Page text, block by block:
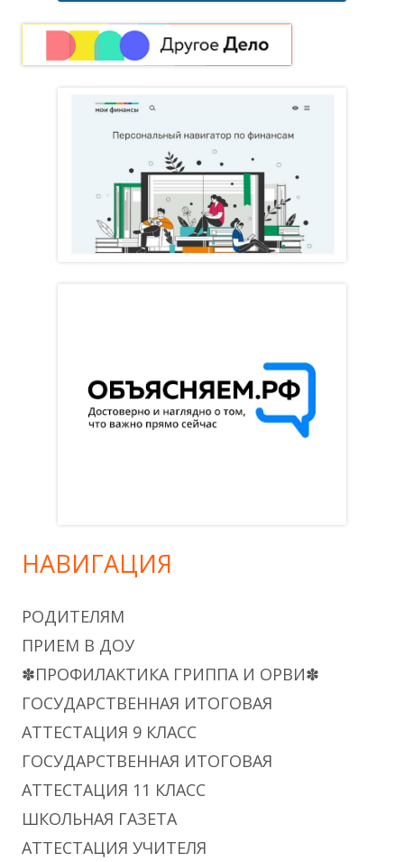
НАВИГАЦИЯ
РОДИТЕЛЯМ
ПРИЕМ В ДОУ
✽ПРОФИЛАКТИКА ГРИППА И ОРВИ✽
ГОСУДАРСТВЕННАЯ ИТОГОВАЯ
АТТЕСТАЦИЯ 9 КЛАСС
ГОСУДАРСТВЕННАЯ ИТОГОВАЯ
АТТЕСТАЦИЯ 11 КЛАСС
ШКОЛЬНАЯ ГАЗЕТА
АТТЕСТАЦИЯ УЧИТЕЛЯ